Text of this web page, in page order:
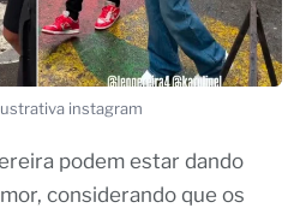
instagram
podem estar dando
considerando que os